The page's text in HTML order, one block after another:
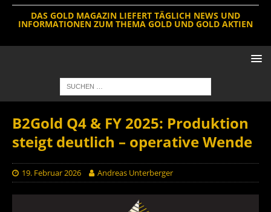
DAS GOLD MAGAZIN LIEFERT TÄGLICH NEWS UND
INFORMATIONEN ZUM THEMA GOLD UND GOLD AKTIEN
B2Gold Q4 & FY 2025: Produktion
steigt deutlich – operative Wende
19. Februar 2026 Andreas Unterberger